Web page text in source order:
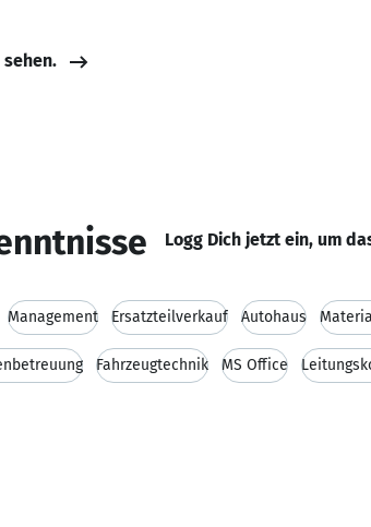
sehen.
Logg Dich jetzt ein, um
Management Ersatzteilverkauf Autohaus
Fahrzeugtechnik MS Office